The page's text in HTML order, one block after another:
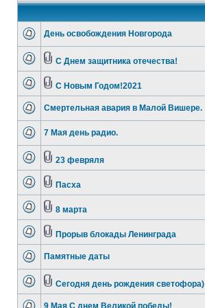
День освобождения Новгорода
С Днем защитника отечества!
С Новым Годом!2021
Смертельная авария в Малой Вишере.
7 Мая день радио.
23 февряля
Пасха
8 марта
Прорыв блокады Ленинграда
Памятные даты
Сегодня день рождения светофора)
9 Мая С днем Великой победы!